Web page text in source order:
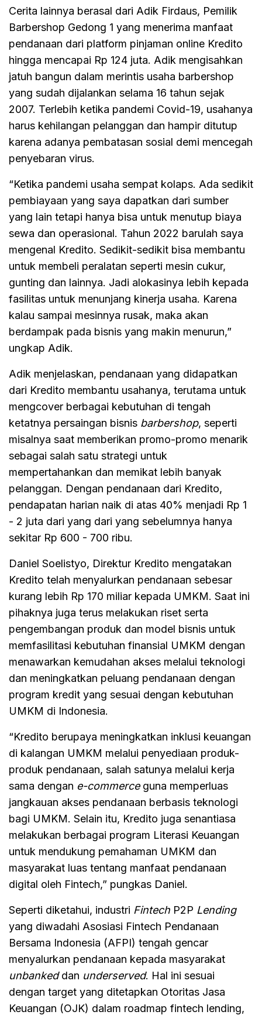
Cerita lainnya berasal dari Adik Firdaus, Pemilik
Barbershop Gedong 1 yang menerima manfaat
pendanaan dari platform pinjaman online Kredito
hingga mencapai Rp 124 juta. Adik mengisahkan
jatuh bangun dalam merintis usaha barbershop
yang sudah dijalankan selama 16 tahun sejak
2007. Terlebih ketika pandemi Covid-19, usahanya
harus kehilangan pelanggan dan hampir ditutup
karena adanya pembatasan sosial demi mencegah
penyebaran virus.
“Ketika pandemi usaha sempat kolaps. Ada sedikit
pembiayaan yang saya dapatkan dari sumber
yang lain tetapi hanya bisa untuk menutup biaya
sewa dan operasional. Tahun 2022 barulah saya
mengenal Kredito. Sedikit-sedikit bisa membantu
untuk membeli peralatan seperti mesin cukur,
gunting dan lainnya. Jadi alokasinya lebih kepada
fasilitas untuk menunjang kinerja usaha. Karena
kalau sampai mesinnya rusak, maka akan
berdampak pada bisnis yang makin menurun,”
ungkap Adik.
Adik menjelaskan, pendanaan yang didapatkan
dari Kredito membantu usahanya, terutama untuk
mengcover berbagai kebutuhan di tengah
ketatnya persaingan bisnis barbershop, seperti
misalnya saat memberikan promo-promo menarik
sebagai salah satu strategi untuk
mempertahankan dan memikat lebih banyak
pelanggan. Dengan pendanaan dari Kredito,
pendapatan harian naik di atas 40% menjadi Rp 1
- 2 juta dari yang dari yang sebelumnya hanya
sekitar Rp 600 - 700 ribu.
Daniel Soelistyo, Direktur Kredito mengatakan
Kredito telah menyalurkan pendanaan sebesar
kurang lebih Rp 170 miliar kepada UMKM. Saat ini
pihaknya juga terus melakukan riset serta
pengembangan produk dan model bisnis untuk
memfasilitasi kebutuhan finansial UMKM dengan
menawarkan kemudahan akses melalui teknologi
dan meningkatkan peluang pendanaan dengan
program kredit yang sesuai dengan kebutuhan
UMKM di Indonesia.
“Kredito berupaya meningkatkan inklusi keuangan
di kalangan UMKM melalui penyediaan produk-
produk pendanaan, salah satunya melalui kerja
sama dengan e-commerceguna memperluas
jangkauan akses pendanaan berbasis teknologi
bagi UMKM. Selain itu, Kredito juga senantiasa
melakukan berbagai program Literasi Keuangan
untuk mendukung pemahaman UMKM dan
masyarakat luas tentang manfaat pendanaan
digital oleh Fintech,” pungkas Daniel.
Seperti diketahui, industri Fintech P2P Lending
yang diwadahi Asosiasi Fintech Pendanaan
Bersama Indonesia (AFPI) tengah gencar
menyalurkan pendanaan kepada masyarakat
unbankeddan underserved. Hal ini sesuai
dengan target yang ditetapkan Otoritas Jasa
Keuangan (OJK) dalam roadmap fintech lending,